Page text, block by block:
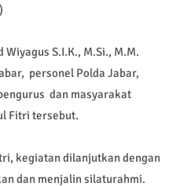
S.I.K., M.Si., M.M.
personel Polda Jabar,
dan masyarakat
Fitri tersebut.
kegiatan dilanjutkan dengan
dan menjalin silaturahmi.